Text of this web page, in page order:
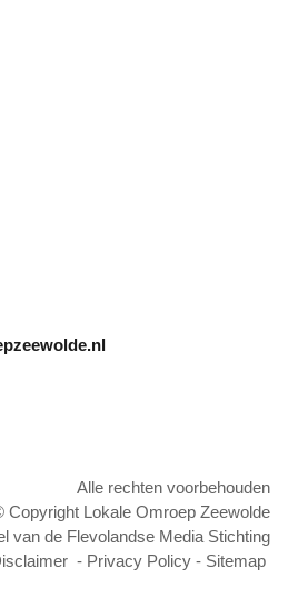
Alle rechten voorbehouden
Copyright Lokale Omroep Zeewolde
van de Flevolandse Media Stichting
- Privacy Policy - Sitemap